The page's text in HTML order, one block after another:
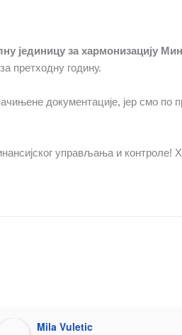
јединицу за хармонизацију
претходну годину.
документације, јер смо по
управљања и контроле!
Mila Vuletic